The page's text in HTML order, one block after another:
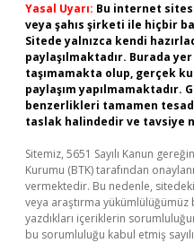
Yasal Uyarı: Bu internet
veya şahıs şirketi ile hiçbir
Sitede yalnızca kendi
paylaşılmaktadır. Burada
taşımamakta olup, gerçek
paylaşım yapılmamaktadır.
benzerlikleri tamamen
taslak halindedir ve tavsiye
Sitemiz, 5651 Sayılı Kanun
Kurumu (BTK) tarafından
vermektedir. Bu nedenle,
veya araştırma
yazdıkları içeriklerin
bu sorumluluğu kabul etmiş